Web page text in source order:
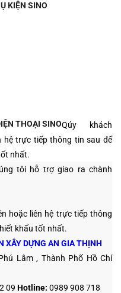
KIỆN SINO
THOẠI SINOQúy khách
hệ trực tiếp thông tin sau để
nhất.
tôi hỗ trợ giao ra chành
hoặc liên hệ trực tiếp thông
khấu tốt nhất.
XÂY DỰNG AN GIA THỊNH
Lâm , Thành Phố Hồ Chí
09 Hotline: 0989 908 718